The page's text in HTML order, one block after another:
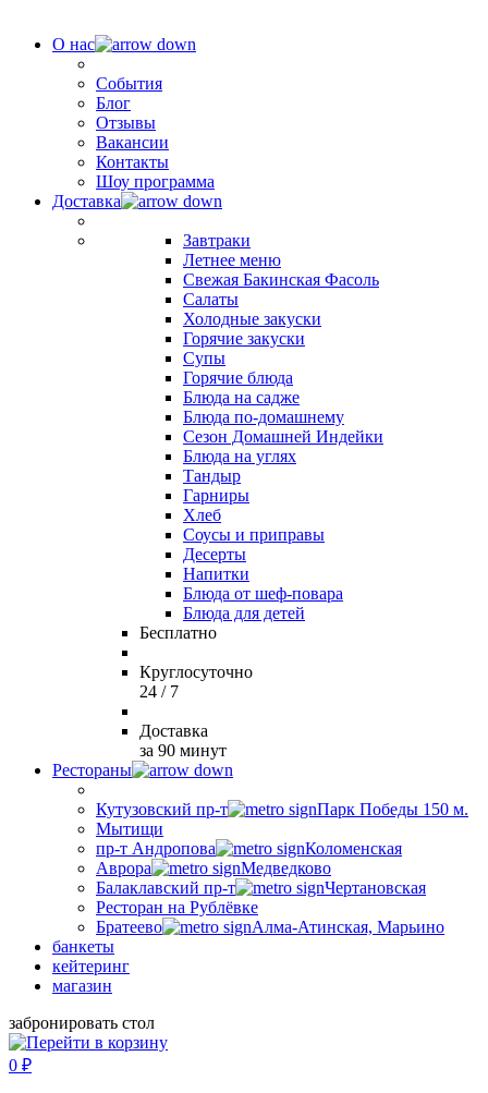
О нас
События
Блог
Отзывы
Вакансии
Контакты
Шоу программа
Доставка
Завтраки
Летнее меню
Свежая Бакинская Фасоль
Салаты
Холодные закуски
Горячие закуски
Супы
Горячие блюда
Блюда на садже
Блюда по-домашнему
Сезон Домашней Индейки
Блюда на углях
Тандыр
Гарниры
Хлеб
Соусы и приправы
Десерты
Напитки
Блюда от шеф-повара
Блюда для детей
Бесплатно
Круглосуточно
24 / 7
Доставка
за 90 минут
Рестораны
Кутузовский пр-т
Парк Победы 150 м.
Мытищи
пр-т Андропова
Коломенская
Аврора
Медведково
Балаклавский пр-т
Чертановская
Ресторан на Рублёвке
Братеево
Алма-Атинская, Марьино
банкеты
кейтеринг
магазин
забронировать стол
0 ₽